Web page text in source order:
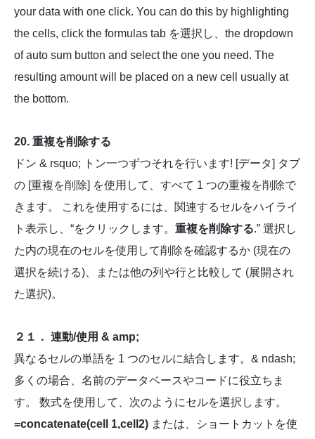
your data with one click. You can do this by highlighting
the cells, click the formulas tab を選択し、the dropdown
of auto sum button and select the one you need. The
resulting amount will be placed on a new cell usually at
the bottom.
20. 重複を削除する
ドン & rsquo; トン一つずつそれを行います! [データ] タブ
の [重複を削除] を使用して、すべて 1 つの重複を削除で
きます。 これを使用するには、関連するセルをハイライ
ト表示し、“をクリックします。 重複を削除する.” 選択し
た内の現在のセルを使用して削除を確認するか (現在の
選択を続ける)、または他の列や行と比較して (展開され
た選択)。
２１． 連動/使用 & amp;
異なるセルの単語を 1 つのセルに結合します。& ndash;
多くの場合、名前のデータベースやコードに役立ちま
す。 数式を使用して、次のようにセルを選択します。
=concatenate(cell 1,cell2) または、ショートカットを使